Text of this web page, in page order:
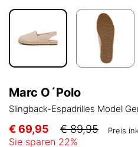
Marc O´Polo
Slingback-Espadrilles Model
€ 69,95 € 89,95 Preis
Sie sparen 22%